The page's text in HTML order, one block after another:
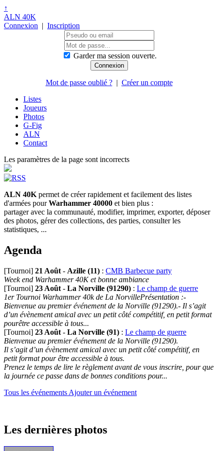
↑
ALN 40K
Connexion | Inscription
Garder ma session ouverte.
Mot de passe oublié ?| Créer un compte
Listes
Joueurs
Photos
G-Fig
ALN
Contact
Les paramètres de la page sont incorrects
ALN 40K permet de créer rapidement et facilement des listes
d'armées pourWarhammer 40000 et bien plus :
partager avec la communauté, modifier, imprimer, exporter, déposer
des photos, gérer des collections, des parties, consulter les
statistiques, ...
Agenda
[Tournoi] 21 Août - Azille (11) : CMB Barbecue party
Week end Warhammer 40K et bonne ambiance
[Tournoi] 23 Août - La Norville (91290) : Le champ de guerre
1er Tournoi Warhammer 40k de La NorvillePrésentation :-
Bienvenue au premier événement de la Norville (91290).- Il s’agit
d’un évènement amical avec un petit côté compétitif, en petit format
pourêtre accessible à tous...
[Tournoi] 23 Août - La Norville (91) : Le champ de guerre
Bienvenue au premier événement de la Norville (91290).
Il s’agit d’un évènement amical avec un petit côté compétitif, en
petit format pour être accessible à tous.
Prenez le temps de lire le règlement avant de vous inscrire, pour que
la journée ce passe dans de bonnes conditions pour...
Tous les événements Ajouter un événement
Les dernières photos